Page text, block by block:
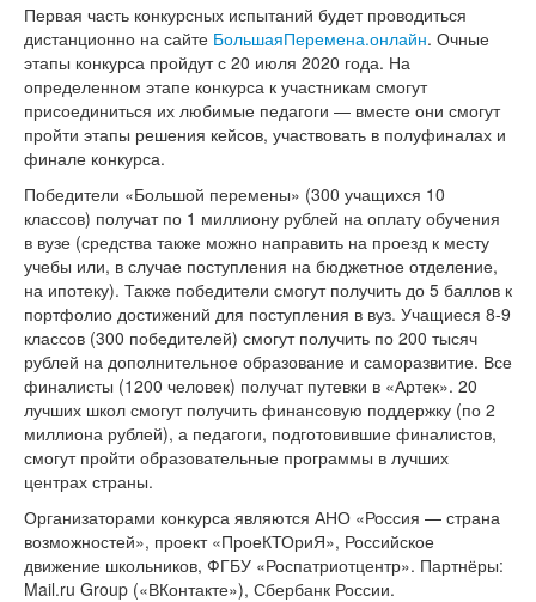
Первая часть конкурсных испытаний будет проводиться
дистанционно на сайте БольшаяПеремена.онлайн. Очные
этапы конкурса пройдут с 20 июля 2020 года. На
определенном этапе конкурса к участникам смогут
присоединиться их любимые педагоги — вместе они смогут
пройти этапы решения кейсов, участвовать в полуфиналах и
финале конкурса.
Победители «Большой перемены» (300 учащихся 10
классов) получат по 1 миллиону рублей на оплату обучения
в вузе (средства также можно направить на проезд к месту
учебы или, в случае поступления на бюджетное отделение,
на ипотеку). Также победители смогут получить до 5 баллов к
портфолио достижений для поступления в вуз. Учащиеся 8-9
классов (300 победителей) смогут получить по 200 тысяч
рублей на дополнительное образование и саморазвитие. Все
финалисты (1200 человек) получат путевки в «Артек». 20
лучших школ смогут получить финансовую поддержку (по 2
миллиона рублей), а педагоги, подготовившие финалистов,
смогут пройти образовательные программы в лучших
центрах страны.
Организаторами конкурса являются АНО «Россия — страна
возможностей», проект «ПроеКТОриЯ», Российское
движение школьников, ФГБУ «Роспатриотцентр». Партнёры:
Mail.ru Group («ВКонтакте»), Сбербанк России.